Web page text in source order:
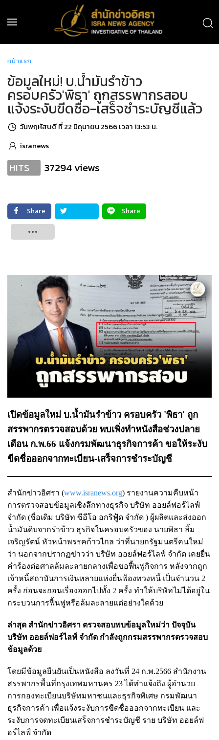
หน้าแรก
ข้อมูลใหม่! บ.น้ำมันรำข้าว
ครอบครัว'พิธา' ถูกสรรพากรสอบ
แจ้งระงับขีดชื่อ-เสร็จชำระบัญชีแล้ว
วันพฤหัสบดี ที่ 22 มิถุนายน 2566 เวลา 13:53 น.
isranews
HITS 37294 views
Share
Share
เปิดข้อมูลใหม่ บ.น้ำมันรำข้าว ครอบครัว 'พิธา' ถูก
สรรพากรตรวจสอบด้วย พบเพิ่งทำหนังสือช่วงปลาย
เดือน ก.พ.66 แจ้งกรมพัฒนาธุรกิจการค้า ขอให้ระงับ
ขีดชื่อออกจากทะเบียน-เสร็จการชำระบัญชี
สำนักข่าวอิศรา (www.isranews.org) รายงานความคืบหน้า
การตรวจสอบข้อมูลเชิงลึกทางธุรกิจ บริษัท ออยล์ฟอร์ไลฟ์
จำกัด (ชื่อเดิม บริษัท ซีอีโอ อกริฟู้ด จำกัด ) ผู้ผลิตและส่งออก
น้ำมันดิบจากรำข้าว ธุรกิจในครอบครัวของ นายพิธา ลิ้ม
เจริญรัตน์ หัวหน้าพรรคก้าวไกล ว่าที่นายกรัฐมนตรีคนใหม่
ว่า นอกจากปรากฏข่าวว่า บริษัท ออยล์ฟอร์ไลฟ์ จำกัด เคยยื่น
คำร้องต่อศาลล้มละลายกลางเพื่อขอฟื้นฟูกิจการ หลังจากถูก
เจ้าหนี้สถาบันการเงินหลายแห่งยื่นฟ้องทวงหนี้ เป็นจำนวน 2
ครั้ง ก่อนจะถอนเรื่องออกไปทั้ง 2 ครั้ง ทำให้บริษัทไม่ได้อยู่ใน
กระบวนการฟื้นฟูหรือล้มละลายแต่อย่างใดด้วย
ล่าสุด สำนักข่าวอิศรา ตรวจสอบพบข้อมูลใหม่ว่า ปัจจุบัน
บริษัท ออยล์ฟอร์ไลฟ์ จำกัด กำลังถูกกรมสรรพากรตรวจสอบ
ข้อมูลด้วย
โดยมีข้อมูลยืนยันเป็นหนังสือ ลงวันที่ 24 ก.พ.2566 สำนักงาน
สรรพากรพื้นที่กรุงเทพมหานคร 23 ได้ทำแจ้งถึง ผู้อำนวย
การกองทะเบียนบริษัทมหาชนและธุรกิจพิเศษ กรมพัฒนา
ธุรกิจการค้า เพื่อแจ้งระงับการขีดชื่อออกจากทะเบียน และ
ระงับการจดทะเบียนเสร็จการชำระบัญชี ราย บริษัท ออยล์ฟ
อร์ไลฟ์ จำกัด